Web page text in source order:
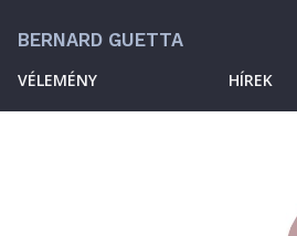
BERNARD GUETTA
VÉLEMÉNY HÍREK